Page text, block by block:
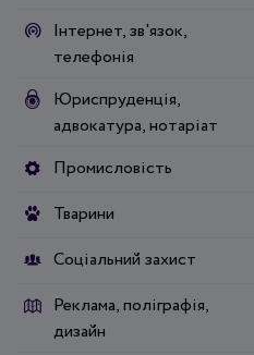
Інтернет, зв'язок,
телефонія
Юриспруденція,
адвокатура, нотаріат
Промисловість
Тварини
Соціальний захист
Реклама, поліграфія,
дизайн